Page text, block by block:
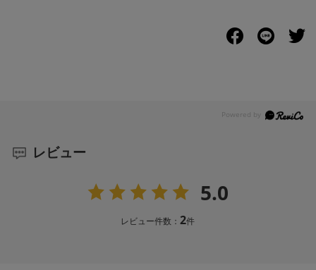
レビュー
5.0
レビュー件数：2件